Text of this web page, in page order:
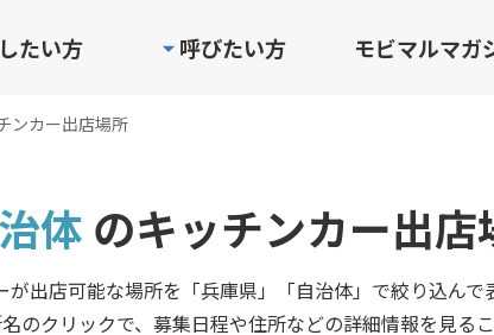
たい方 呼びたい方 モビマルマガ
ンカー出店場所
体 のキッチンカー出店
が出店可能な場所を「兵庫県」「自治体」で絞り込んで
のクリックで、募集日程や住所などの詳細情報を見る